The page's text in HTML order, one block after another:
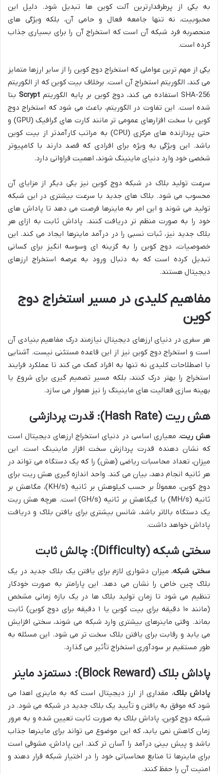
به یکی از پرطرفدارترین آلت کوین ها تبدیل شود. دلیل این
محبوبیت، نه تنها جامعه فعال و حامی آن، بلکه ویژگی های
منحصربه فرد شبکه آن است که استخراج آن را برای بسیاری جذاب
کرده است.
یکی از مهم ترین عواملی که استخراج دوج کوین را از سایر ارزها متمایز
می کند، الگوریتم استخراج آن است. برخلاف بیت کوین که از الگوریتم
SHA-256 استفاده می کند، دوج کوین بر پایه الگوریتم
Scryptبنا
شده است. این تفاوت در الگوریتم، باعث می شود که استخراج دوج
کوین با سخت افزارهای عمومی تر مانند کارت های گرافیک (GPU) و
حتی پردازنده های مرکزی (CPU) به مراتب کارآمدتر از بیت کوین
باشد. این ویژگی به ویژه برای افرادی که قصد دارند با کامپیوتر
شخصی خود وارد دنیای ماینینگ شوند، اهمیت فراوانی دارد.
سرعت تولید بلاک در شبکه دوج کوین نیز یکی دیگر از مزایای آن
محسوب می شود. بلاک های جدید با سرعت بیشتری در این شبکه
تولید می شوند و این امر به ماینرها فرصت می دهد تا پاداش های
خود را به صورت منظم تر دریافت کنند. پاداش ثابت به ازای هر
بلاک جدید نیز، ثبات نسبی را در درآمد ماینرها ایجاد می کند. این
خصوصیات، دوج کوین را به گزینه ای وسوسه انگیز برای کسانی
تبدیل کرده است که به دنبال ورود به عرصه استخراج ارزهای
دیجیتال هستند.
مفاهیم کلیدی در مسیر استخراج دوج
کوین
هر سفری در دنیای ارزهای دیجیتال نیازمند درک مفاهیم بنیادی آن
است و استخراج دوج کوین نیز از این قاعده مستثنی نیست. آشنایی
با اصطلاحات کلیدی نه تنها به افراد کمک می کند تا عملکرد فرایند
استخراج را بهتر درک کنند، بلکه مسیر تصمیم گیری برای شروع یا
بهینه سازی فعالیت های ماینینگ را نیز هموار می سازد.
هش ریت (Hash Rate): قدرت پردازشی
هش ریت، معیاری اساسی در دنیای استخراج ارزهای دیجیتال است
که نشان دهنده قدرت پردازش سخت افزار ماینینگ است. این
میزان، تعداد محاسبات ریاضی (هش) را که یک دستگاه می تواند در
هر ثانیه انجام دهد، بیان می کند. واحد اندازه گیری هش ریت برای
دوج کوین، معمولاً بر حسب کیلوهش بر ثانیه (KH/s)، مگاهش بر
ثانیه (MH/s) یا گیگاهش بر ثانیه (GH/s) است. هرچه هش ریت
یک دستگاه بالاتر باشد، شانس بیشتری برای یافتن بلاک و دریافت
پاداش خواهد داشت.
سختی شبکه (Difficulty): چالش ثابت
سختی شبکه، میزان دشواری لازم برای یافتن یک بلاک جدید در یک
بلاک چین خاص را نشان می دهد. این پارامتر به صورت خودکار
تنظیم می شود تا زمان تولید بلاک ها در یک بازه زمانی مشخص
(مانند ۱۰ دقیقه برای بیت کوین یا ۱ دقیقه برای دوج کوین) ثابت
بماند. وقتی ماینرهای بیشتری وارد شبکه می شوند، سختی افزایش
می یابد و رقابت برای یافتن بلاک سخت تر می شود. این مسئله به
طور مستقیم بر سودآوری استخراج تأثیر می گذارد.
پاداش بلاک (Block Reward): دستمزد ماینر
پاداش بلاک، مقداری از ارز دیجیتال است که به ماینری اهدا می
شود که موفق به یافتن و تأیید یک بلاک جدید در شبکه می شود. در
شبکه دوج کوین، پاداش بلاک به صورت ثابت تعیین شده و به مرور
زمان کاهش نمی یابد، که این موضوع می تواند برای ماینرها جذاب
باشد و پیش بینی درآمد را آسان تر کند. این پاداش، مشوقی است
برای ماینرها تا منابع محاسباتی خود را در اختیار شبکه قرار دهند و
امنیت آن را حفظ کنند.